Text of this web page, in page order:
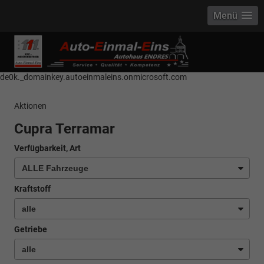
------------ Host Name : selector1._domainkey Points to address or value:
selector1-aee-de0k._domainkey.autoeinmaleins.onmicrosoft.com Host
Name : selector2._domainkey Points to address or value: selector2-aee-
de0k._domainkey.autoeinmaleins.onmicrosoft.com
Menü
Aktionen
Cupra Terramar
Verfügbarkeit, Art
Kraftstoff
Getriebe